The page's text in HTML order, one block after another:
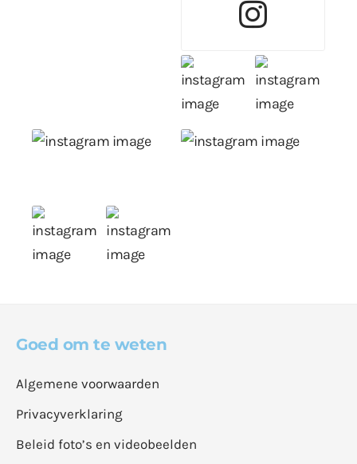
Goed om te weten
Algemene voorwaarden
Privacyverklaring
Beleid foto’s en videobeelden